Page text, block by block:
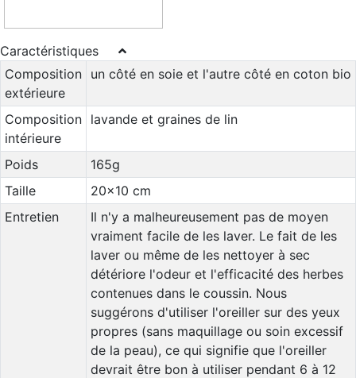
Caractéristiques
Composition
extérieure
un côté en soie et l'autre côté en coton bio
Composition
intérieure
lavande et graines de lin
Poids
165g
Taille
20x10 cm
Entretien
Il n'y a malheureusement pas de moyen
vraiment facile de les laver. Le fait de les
laver ou même de les nettoyer à sec
détériore l'odeur et l'efficacité des herbes
contenues dans le coussin. Nous
suggérons d'utiliser l'oreiller sur des yeux
propres (sans maquillage ou soin excessif
de la peau), ce qui signifie que l'oreiller
devrait être bon à utiliser pendant 6 à 12